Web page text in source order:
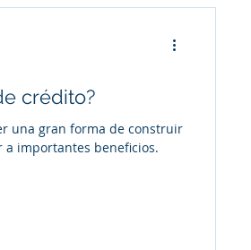
crédito?
una gran forma de construir
importantes beneficios.